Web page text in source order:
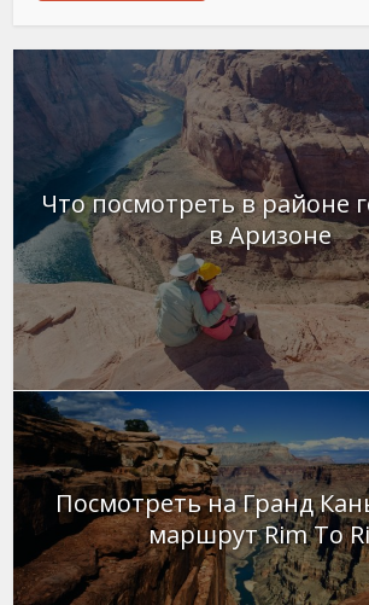
Что посмотреть в районе
в Аризоне
Посмотреть на Гранд
маршрут Rim To